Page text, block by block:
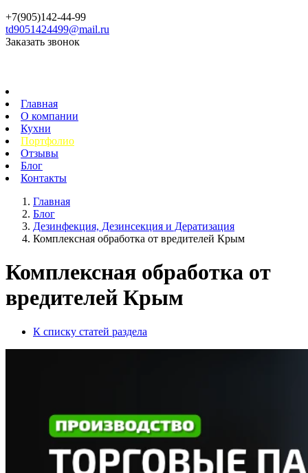
+7(905)142-44-99
td9051424499@mail.ru
Заказать звонок
Главная
О компании
Кухни
Портфолио
Отзывы
Блог
Контакты
Главная
Блог
Дезинфекция, Дезинсекция и Дератизация
Комплексная обработка от вредителей Крым
Комплексная обработка от
вредителей Крым
К списку статей раздела